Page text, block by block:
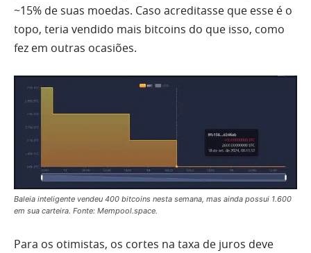
~15% de suas moedas. Caso acreditasse que esse é o
topo, teria vendido mais bitcoins do que isso, como
fez em outras ocasiões.
Baleia inteligente vendeu 400 bitcoins nesta semana, mas ainda possui 1.600
em sua carteira. Fonte: Mempool.space.
Para os otimistas, os cortes na taxa de juros deve